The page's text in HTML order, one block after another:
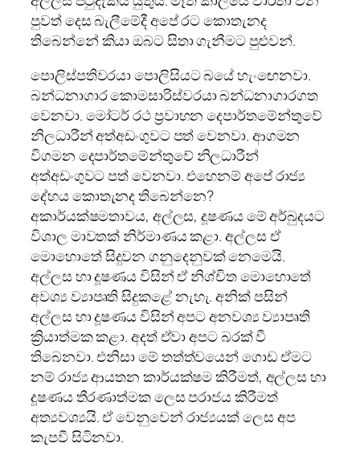
පුවත් දෙස බැලීමේදී අපේ රට කොතැනද
තිබෙන්නේ කියා ඔබට සිතා ගැනීමට පුළුවන්.
පොලිස්පතිවරයා පොලිසියට බයේ හැංඟෙනවා.
බන්ධනාගාර කොමසාරිස්වරයා බන්ධනාගාරගත
වෙනවා. මෝටර් රථ ප්‍රවාහන දෙපාර්තමේන්තුවේ
නිලධාරීන් අත්අඩංගුවට පත් වෙනවා. ආගමන
විගමන දෙපාර්තමේන්තුවේ නිලධාරීන්
අත්අඩංගුවට පත් වෙනවා. එහෙනම් අපේ රාජ්‍ය
දේහය කොතැනද තිබෙන්නෙ?
අකාර්යක්ෂමතාවය, අල්ලස, දූෂණය මේ අර්බුදයට
විශාල මාවතක් නිර්මාණය කළා. අල්ලස ඒ
මොහොතේ සිදුවන ගනුදෙනුවක් නෙමෙයි.
අල්ලස හා දූෂණය විසින් ඒ නිශ්චිත මොහොතේ
අවශ්‍ය ව්‍යාපෘති සිදුකළේ නැහැ. අනික් පසින්
අල්ලස හා දූෂණය විසින් අපට අනවශ්‍ය ව්‍යාපෘති
ක්‍රියාත්මක කළා. අදත් ඒවා අපට බරක් වී
තිබෙනවා. එනිසා මේ තත්ත්වයෙන් ගොඩ ඒමට
නම් රාජ්‍ය ආයතන කාර්යක්ෂම කිරීමත්, අල්ලස හා
දූෂණය තීරණාත්මක ලෙස පරාජය කිරීමත්
අත්‍යවශ්‍යයි. ඒ වෙනුවෙන් රාජ්‍යයක් ලෙස අප
කැපවී සිටිනවා.